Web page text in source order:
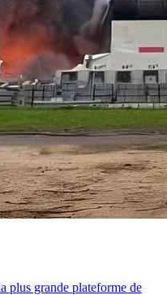
plus grande plateforme de